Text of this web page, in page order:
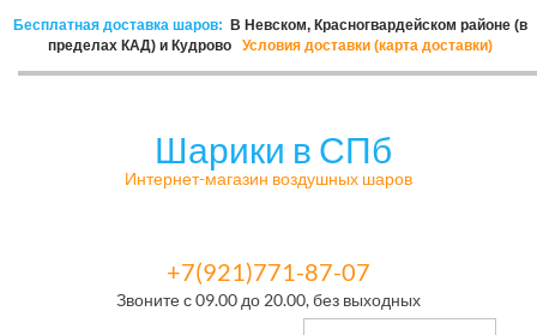
Бесплатная доставка шаров:
В Невском, Красногвардейском районе (в
пределах КАД) и Кудрово
Условия доставки (карта доставки)
Шарики в СПб
Интернет-магазин воздушных шаров
+7(921)771-87-07
Звоните с 09.00 до 20.00, без выходных